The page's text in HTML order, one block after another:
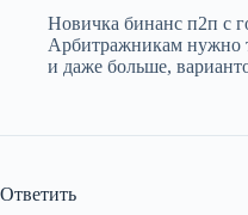
Новичка бинанс п2п с
Арбитражникам нужно
и даже больше,
Ответить